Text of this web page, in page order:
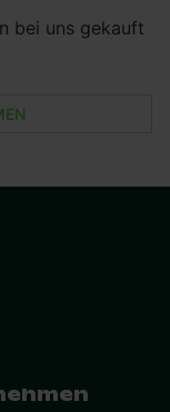
bei uns gekauft